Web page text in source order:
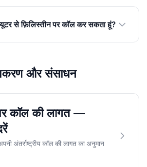
से फ़िलिस्तीन पर कॉल कर सकता हूं?
और संसाधन
कॉल की लागत —
अंतर्राष्ट्रीय कॉल की लागत का अनुमान